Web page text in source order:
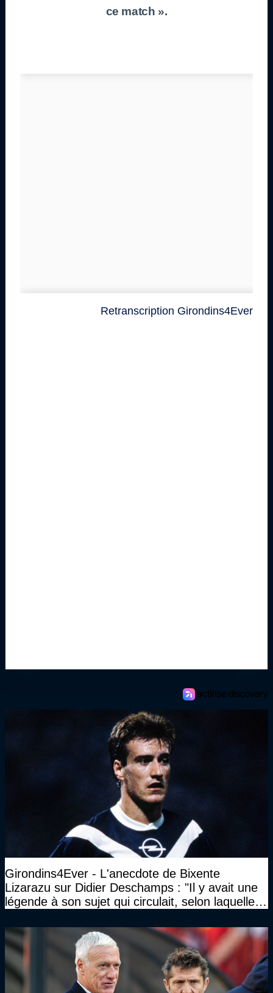
ce match ».
Retranscription Girondins4Ever
Girondins4Ever - L'anecdote de Bixente
Lizarazu sur Didier Deschamps : "Il y avait une
légende à son sujet qui circulait, selon laquelle il